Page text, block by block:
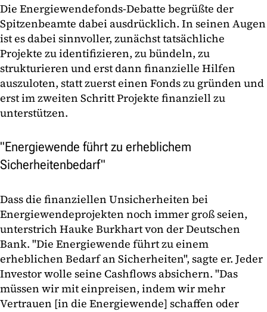
Die Energiewendefonds-Debatte begrüßte der
Spitzenbeamte dabei ausdrücklich. In seinen Augen
ist es dabei sinnvoller, zunächst tatsächliche
Projekte zu identifizieren, zu bündeln, zu
strukturieren und erst dann finanzielle Hilfen
auszuloten, statt zuerst einen Fonds zu gründen und
erst im zweiten Schritt Projekte finanziell zu
unterstützen.
"Energiewende führt zu erheblichem
Sicherheitenbedarf"
Dass die finanziellen Unsicherheiten bei
Energiewendeprojekten noch immer groß seien,
unterstrich Hauke Burkhart von der Deutschen
Bank. "Die Energiewende führt zu einem
erheblichen Bedarf an Sicherheiten", sagte er. Jeder
Investor wolle seine Cashflows absichern. "Das
müssen wir mit einpreisen, indem wir mehr
Vertrauen [in die Energiewende] schaffen oder